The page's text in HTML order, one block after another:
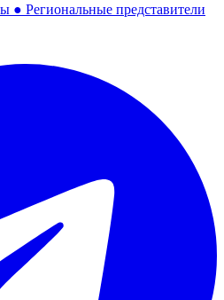
● Региональные представители